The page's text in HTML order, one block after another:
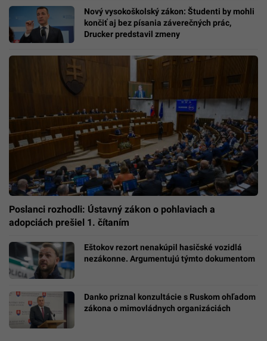
Nový vysokoškolský zákon: Študenti by mohli
končiť aj bez písania záverečných prác,
Drucker predstavil zmeny
Poslanci rozhodli: Ústavný zákon o pohlaviach a
adopciách prešiel 1. čítaním
Eštokov rezort nenakúpil hasičské vozidlá
nezákonne. Argumentujú týmto dokumentom
Danko priznal konzultácie s Ruskom ohľadom
zákona o mimovládnych organizáciách